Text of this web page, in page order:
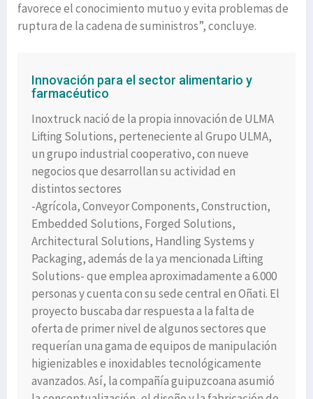
favorece el conocimiento mutuo y evita problemas de
ruptura de la cadena de suministros”, concluye.
Innovación para el sector alimentario y
farmacéutico
Inoxtruck nació de la propia innovación de ULMA
Lifting Solutions, perteneciente al Grupo ULMA,
un grupo industrial cooperativo, con nueve
negocios que desarrollan su actividad en
distintos sectores
-Agrícola, Conveyor Components, Construction,
Embedded Solutions, Forged Solutions,
Architectural Solutions, Handling Systems y
Packaging, además de la ya mencionada Lifting
Solutions- que emplea aproximadamente a 6.000
personas y cuenta con su sede central en Oñati. El
proyecto buscaba dar respuesta a la falta de
oferta de primer nivel de algunos sectores que
requerían una gama de equipos de manipulación
higienizables e inoxidables tecnológicamente
avanzados. Así, la compañía guipuzcoana asumió